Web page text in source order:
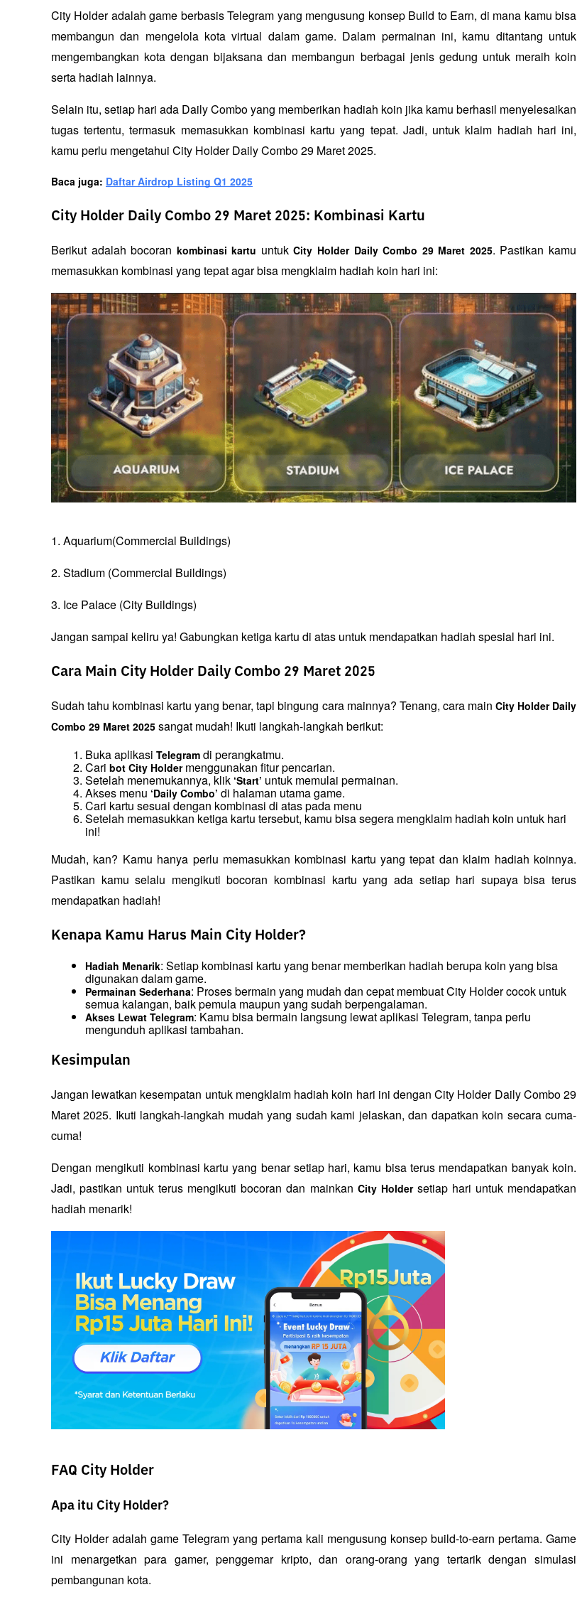
City Holder adalah game berbasis Telegram yang mengusung konsep Build to Earn, di mana kamu bisa
membangun dan mengelola kota virtual dalam game. Dalam permainan ini, kamu ditantang untuk
mengembangkan kota dengan bijaksana dan membangun berbagai jenis gedung untuk meraih koin
serta hadiah lainnya.
Selain itu, setiap hari ada Daily Combo yang memberikan hadiah koin jika kamu berhasil menyelesaikan
tugas tertentu, termasuk memasukkan kombinasi kartu yang tepat. Jadi, untuk klaim hadiah hari ini,
kamu perlu mengetahui City Holder Daily Combo 29 Maret 2025.
Baca juga: Daftar Airdrop Listing Q1 2025
City Holder Daily Combo 29 Maret 2025: Kombinasi Kartu
Berikut adalah bocoran kombinasi kartu untuk City Holder Daily Combo 29 Maret 2025. Pastikan kamu
memasukkan kombinasi yang tepat agar bisa mengklaim hadiah koin hari ini:
1. Aquarium(Commercial Buildings)
2. Stadium (Commercial Buildings)
3. Ice Palace (City Buildings)
Jangan sampai keliru ya! Gabungkan ketiga kartu di atas untuk mendapatkan hadiah spesial hari ini.
Cara Main City Holder Daily Combo 29 Maret 2025
Sudah tahu kombinasi kartu yang benar, tapi bingung cara mainnya? Tenang, cara main City Holder Daily
Combo 29 Maret 2025 sangat mudah! Ikuti langkah-langkah berikut:
Buka aplikasi Telegram di perangkatmu.
Cari bot City Holder menggunakan fitur pencarian.
Setelah menemukannya, klik ‘Start’ untuk memulai permainan.
Akses menu ‘Daily Combo’ di halaman utama game.
Cari kartu sesuai dengan kombinasi di atas pada menu
Setelah memasukkan ketiga kartu tersebut, kamu bisa segera mengklaim hadiah koin untuk hari
ini!
Mudah, kan? Kamu hanya perlu memasukkan kombinasi kartu yang tepat dan klaim hadiah koinnya.
Pastikan kamu selalu mengikuti bocoran kombinasi kartu yang ada setiap hari supaya bisa terus
mendapatkan hadiah!
Kenapa Kamu Harus Main City Holder?
Hadiah Menarik: Setiap kombinasi kartu yang benar memberikan hadiah berupa koin yang bisa
digunakan dalam game.
Permainan Sederhana: Proses bermain yang mudah dan cepat membuat City Holder cocok untuk
semua kalangan, baik pemula maupun yang sudah berpengalaman.
Akses Lewat Telegram: Kamu bisa bermain langsung lewat aplikasi Telegram, tanpa perlu
mengunduh aplikasi tambahan.
Kesimpulan
Jangan lewatkan kesempatan untuk mengklaim hadiah koin hari ini dengan City Holder Daily Combo 29
Maret 2025. Ikuti langkah-langkah mudah yang sudah kami jelaskan, dan dapatkan koin secara cuma-
cuma!
Dengan mengikuti kombinasi kartu yang benar setiap hari, kamu bisa terus mendapatkan banyak koin.
Jadi, pastikan untuk terus mengikuti bocoran dan mainkan City Holder setiap hari untuk mendapatkan
hadiah menarik!
FAQ City Holder
Apa itu City Holder?
City Holder adalah game Telegram yang pertama kali mengusung konsep build-to-earn pertama. Game
ini menargetkan para gamer, penggemar kripto, dan orang-orang yang tertarik dengan simulasi
pembangunan kota.